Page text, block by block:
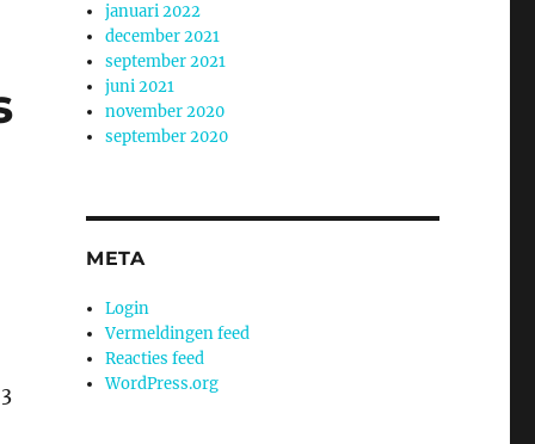
januari 2022
december 2021
september 2021
juni 2021
november 2020
september 2020
META
Login
Vermeldingen feed
Reacties feed
WordPress.org